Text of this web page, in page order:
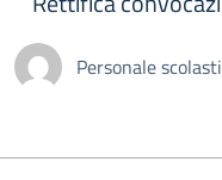
Personale